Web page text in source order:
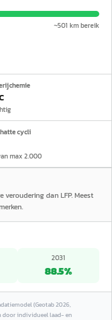
~501 km bereik
cycli
max 2.000
veroudering dan LFP. Meest
2031
88.5%
(Geotab 2026,
door individueel laad- en